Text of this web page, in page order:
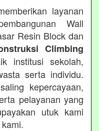
layanan
Wall
Resin Block dan
Climbing
institusi sekolah,
serta individu.
kepercayaan,
pelayanan yang
utuk kami